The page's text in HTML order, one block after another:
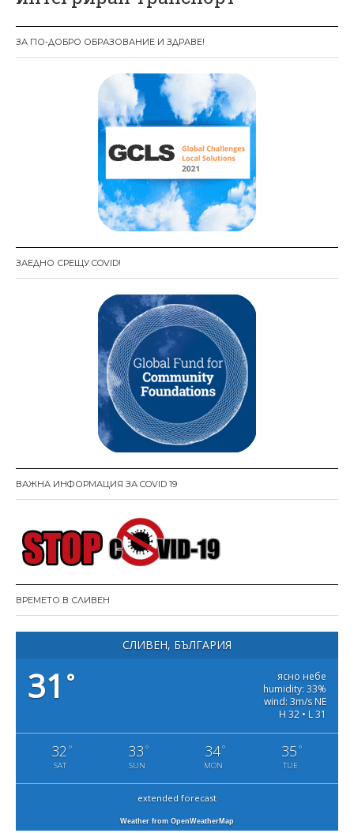
г
а
ц
ЗА ПО-ДОБРО ОБРАЗОВАНИЕ И ЗДРАВЕ!
ЗАЕДНО СРЕЩУ COVID!
ВАЖНА ИНФОРМАЦИЯ ЗА COVID 19
ВРЕМЕТО В СЛИВЕН
СЛИВЕН, БЪЛГАРИЯ
31 °
ясно небе
humidity: 33%
wind: 3m/s NE
H 32 • L 31
32 °
SAT
33 °
SUN
34°
MON
35 °
TUE
extended forecast
Weather from OpenWeatherMap